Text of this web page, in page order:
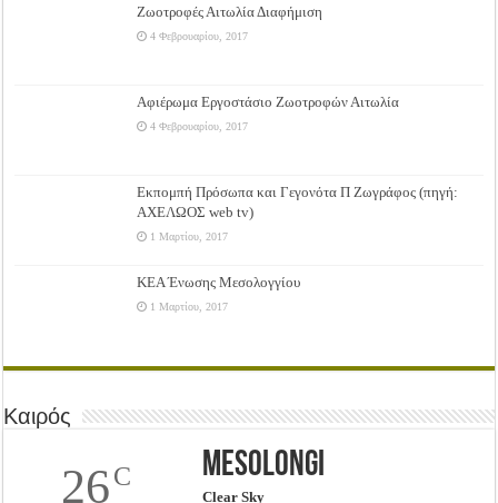
Ζωοτροφές Αιτωλία Διαφήμιση
4 Φεβρουαρίου, 2017
Αφιέρωμα Εργοστάσιο Ζωοτροφών Αιτωλία
4 Φεβρουαρίου, 2017
Εκπομπή Πρόσωπα και Γεγονότα Π Ζωγράφος (πηγή:
ΑΧΕΛΩΟΣ web tv)
1 Μαρτίου, 2017
ΚΕΑ Ένωσης Μεσολογγίου
1 Μαρτίου, 2017
Καιρός
26C Mesolongi
Clear Sky